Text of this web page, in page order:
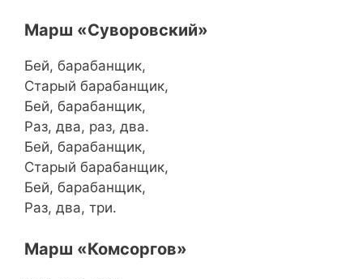
Марш «Суворовский»
Бей, барабанщик,
Старый барабанщик,
Бей, барабанщик,
Раз, два, раз, два.
Бей, барабанщик,
Старый барабанщик,
Бей, барабанщик,
Раз, два, три.
Марш «Комсоргов»